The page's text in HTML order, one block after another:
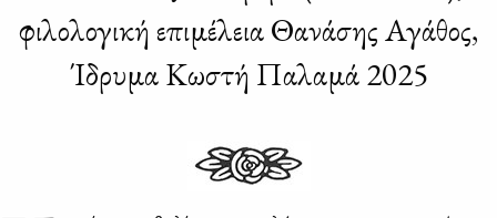
φιλολογική επιμέλεια Θανάσης Αγάθος,
Ίδρυμα Κωστή Παλαμά 2025